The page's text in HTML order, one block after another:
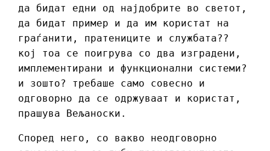
да бидат едни од најдобрите во светот,
да бидат пример и да им користат на
граѓанити, пратениците и службата??
кој тоа се поигрува со два изградени,
имплементирани и функционални системи?
и зошто? требаше само совесно и
одговорно да се одржуваат и користат,
прашува Вељаноски.
Според него, со вакво неодговорно